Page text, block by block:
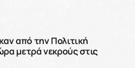
από την Πολιτική
μετρά νεκρούς στις